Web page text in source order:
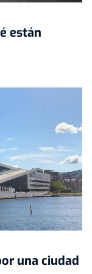
están
una ciudad